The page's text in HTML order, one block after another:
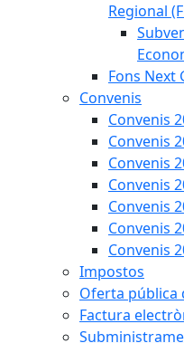
Regional
Fons Next
Convenis
Convenis
Convenis
Convenis
Convenis
Convenis
Convenis
Convenis
Impostos
Oferta pública
Factura